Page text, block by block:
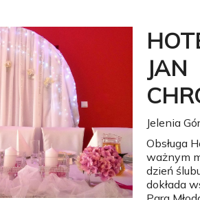
JAN
Jelenia
Obsługa
ważnym
dzień
dokłada